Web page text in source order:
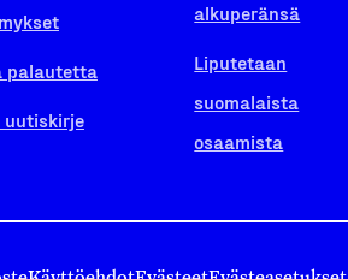
palautetta
uutiskirje
alkuperänsä
Liputetaan
suomalaista
osaamista